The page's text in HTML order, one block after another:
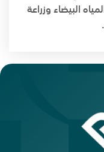
البيضاء وزراعة